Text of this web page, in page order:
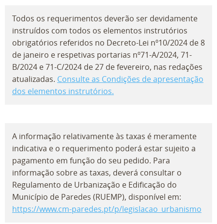
Todos os requerimentos deverão ser devidamente
instruídos com todos os elementos instrutórios
obrigatórios referidos no Decreto-Lei nº10/2024 de 8
de janeiro e respetivas portarias nº71-A/2024, 71-
B/2024 e 71-C/2024 de 27 de fevereiro, nas redações
atualizadas. Consulte as Condições de apresentação
dos elementos instrutórios.
A informação relativamente às taxas é meramente
indicativa e o requerimento poderá estar sujeito a
pagamento em função do seu pedido. Para
informação sobre as taxas, deverá consultar o
Regulamento de Urbanização e Edificação do
Município de Paredes (RUEMP), disponível em:
https://www.cm-paredes.pt/p/legislacao_urbanismo